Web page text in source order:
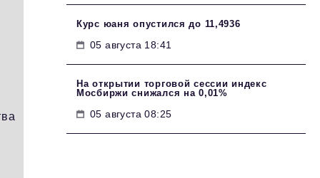
Курс юаня опустился до 11,4936
05 августа 18:41
На открытии торговой сессии индекс
Мосбиржи снижался на 0,01%
05 августа 08:25